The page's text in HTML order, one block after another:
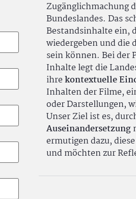
Zugänglichmachung
Bundeslandes. Das
Bestandsinhalte ein,
wiedergeben und die
sein können. Bei der
Inhalte legt die
ihrekontextuelle
Inhalten der Filme,
oder Darstellungen,
Unser Ziel ist es,
Auseinandersetzung
ermutigen dazu,
und möchten zur